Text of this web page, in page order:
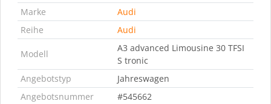
Marke
Audi
Reihe
Audi
Modell
A3 advanced Limousine 30 TFSI
S tronic
Angebotstyp
Jahreswagen
Angebotsnummer
#545662